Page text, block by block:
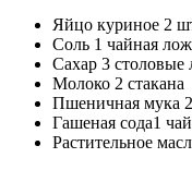
Яйцо куриное 2
Соль 1 чайная
Сахар 3 столовые
Молоко 2 стакана
Пшеничная мука 2
Гашеная сода1
Растительное